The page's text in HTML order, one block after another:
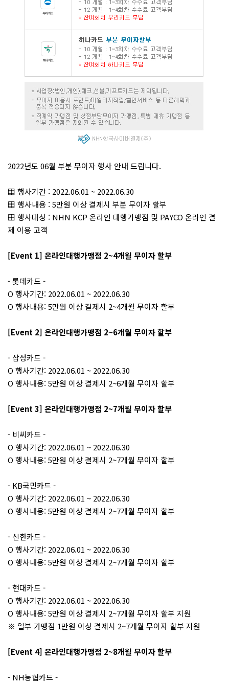
2022년도 06월 부분 무이자 행사 안내 드립니다.
▦ 행사기간 : 2022.06.01 ~ 2022.06.30
▦ 행사내용 : 5만원 이상 결제시 부분 무이자 할부
▦ 행사대상 : NHN KCP 온라인 대행가맹점 및 PAYCO 온라인 결
제 이용 고객
[Event 1] 온라인대행가맹점 2~4개월 무이자 할부
- 롯데카드 -
O 행사기간: 2022.06.01 ~ 2022.06.30
O 행사내용: 5만원 이상 결제시 2~4개월 무이자 할부
[Event 2] 온라인대행가맹점 2~6개월 무이자 할부
- 삼성카드 -
O 행사기간: 2022.06.01 ~ 2022.06.30
O 행사내용: 5만원 이상 결제시 2~6개월 무이자 할부
[Event 3] 온라인대행가맹점 2~7개월 무이자 할부
- 비씨카드 -
O 행사기간: 2022.06.01 ~ 2022.06.30
O 행사내용: 5만원 이상 결제시 2~7개월 무이자 할부
- KB국민카드 -
O 행사기간: 2022.06.01 ~ 2022.06.30
O 행사내용: 5만원 이상 결제시 2~7개월 무이자 할부
- 신한카드 -
O 행사기간: 2022.06.01 ~ 2022.06.30
O 행사내용: 5만원 이상 결제시 2~7개월 무이자 할부
- 현대카드 -
O 행사기간: 2022.06.01 ~ 2022.06.30
O 행사내용: 5만원 이상 결제시 2~7개월 무이자 할부 지원
※ 일부 가맹점 1만원 이상 결제시 2~7개월 무이자 할부 지원
[Event 4] 온라인대행가맹점 2~8개월 무이자 할부
- NH농협카드 -